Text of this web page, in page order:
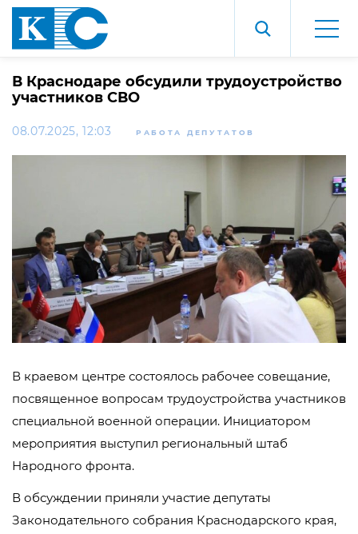
В Краснодаре обсудили трудоустройство
участников СВО
08.07.2025, 12:03 РАБОТА ДЕПУТАТОВ
В краевом центре состоялось рабочее совещание,
посвященное вопросам трудоустройства участников
специальной военной операции. Инициатором
мероприятия выступил региональный штаб
Народного фронта.
В обсуждении приняли участие депутаты
Законодательного собрания Краснодарского края,